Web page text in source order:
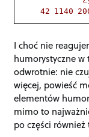
42 1140
I choć nie
humorystyczne w
odwrotnie: nie
więcej, powieść
elementów
mimo to
po części